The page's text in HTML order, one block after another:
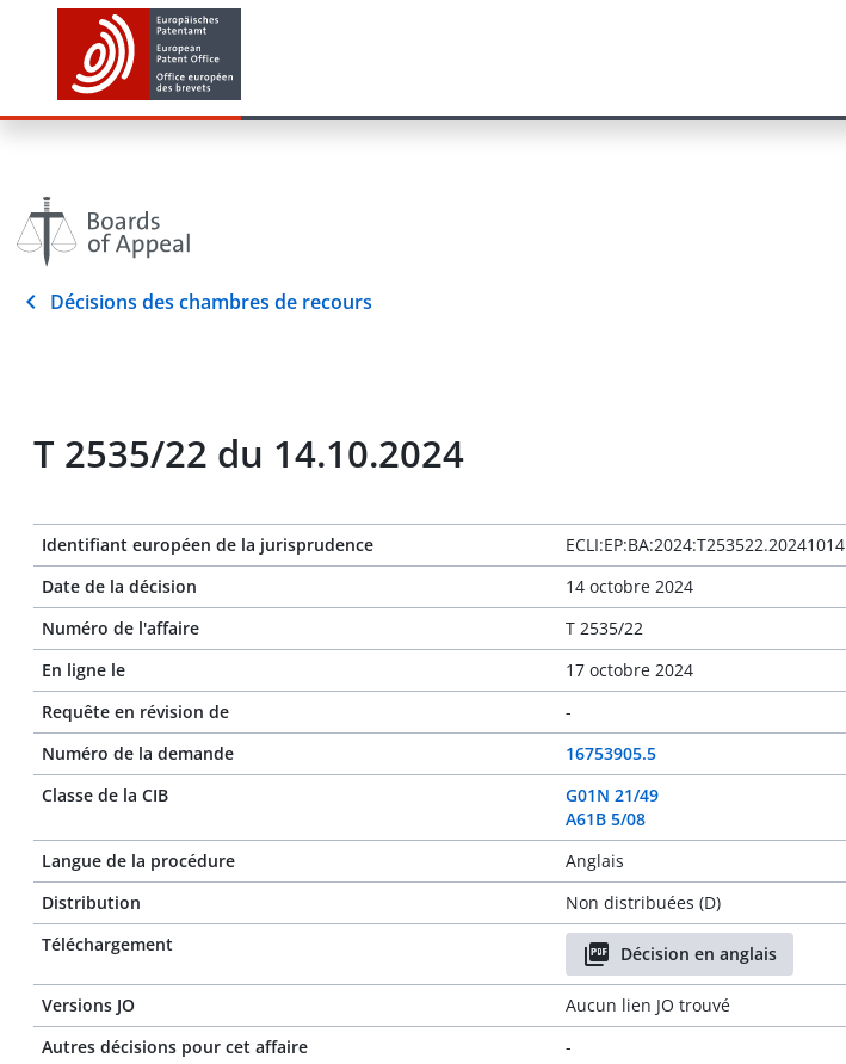
Décisions des chambres de recours
T 2535/22 du 14.10.2024
Identifiant européen de la jurisprudence
ECLI:EP:BA:2024:T253522.20241014
Date de la décision
14 octobre 2024
Numéro de l'affaire
T 2535/22
En ligne le
17 octobre 2024
Requête en révision de
-
Numéro de la demande
16753905.5
Classe de la CIB
G01N 21/49
A61B 5/08
Langue de la procédure
Anglais
Distribution
Non distribuées (D)
Téléchargement
Décision en anglais
Versions JO
Aucun lien JO trouvé
Autres décisions pour cet affaire
-